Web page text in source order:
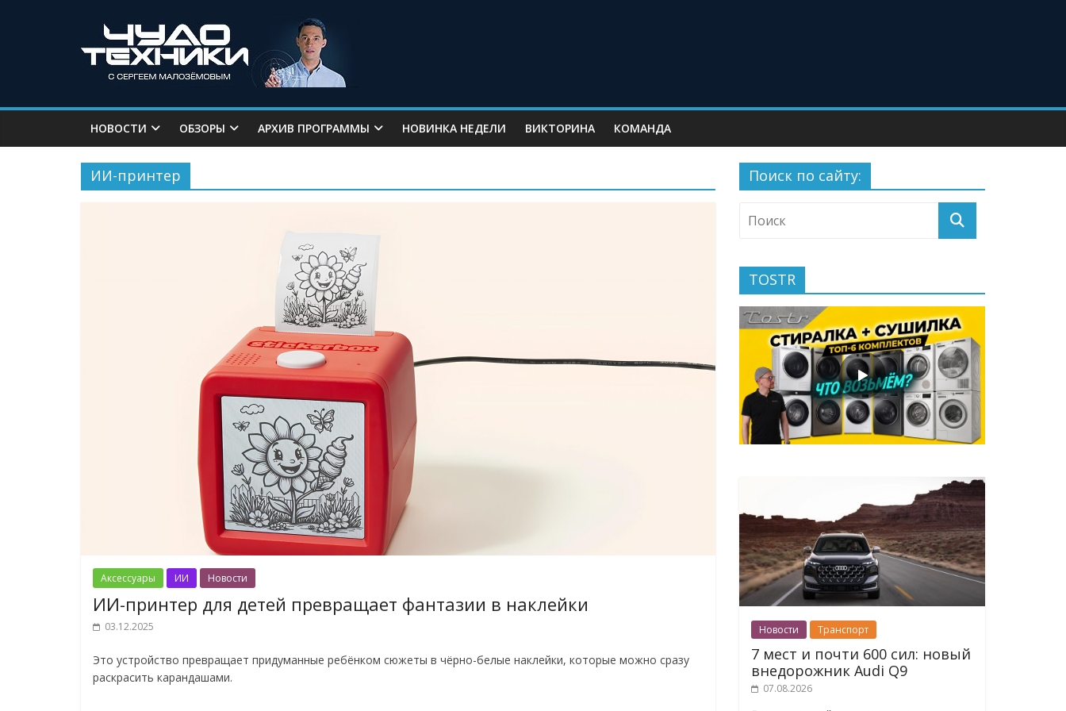
НОВОСТИ ОБЗОРЫ АРХИВ ПРОГРАММЫ НОВИНКА НЕДЕЛИ ВИКТОРИНА КОМАНДА
ИИ-принтер
Аксессуары ИИ Новости
ИИ-принтер для детей превращает фантазии в наклейки
03.12.2025
Это устройство превращает придуманные ребёнком сюжеты в чёрно-белые наклейки, которые можно сразу
раскрасить карандашами.
Поиск по сайту:
TOSTR
Новости Транспорт
7 мест и почти 600 сил: новый
внедорожник Audi Q9
07.08.2026